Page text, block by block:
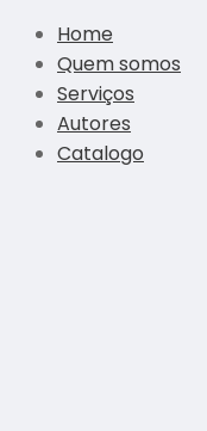
Home
Quem somos
Serviços
Autores
Catalogo